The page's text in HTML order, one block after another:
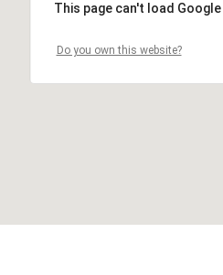
This page can't load
Do you own this website?